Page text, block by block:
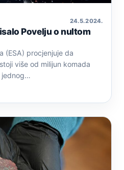
24. 5. 2024.
Povelju o nultom
(ESA) procjenjuje da
više od milijun komada
jednog…